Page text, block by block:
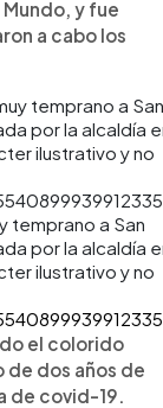
y fue
a cabo los
temprano a San
por la alcaldía
ilustrativo y no
el colorido
de dos años de
de covid-19.